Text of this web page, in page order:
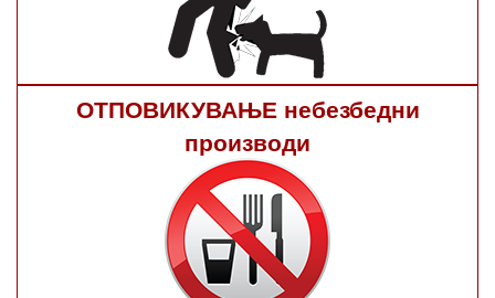
ОТПОВИКУВАЊЕ небезбедни
производи